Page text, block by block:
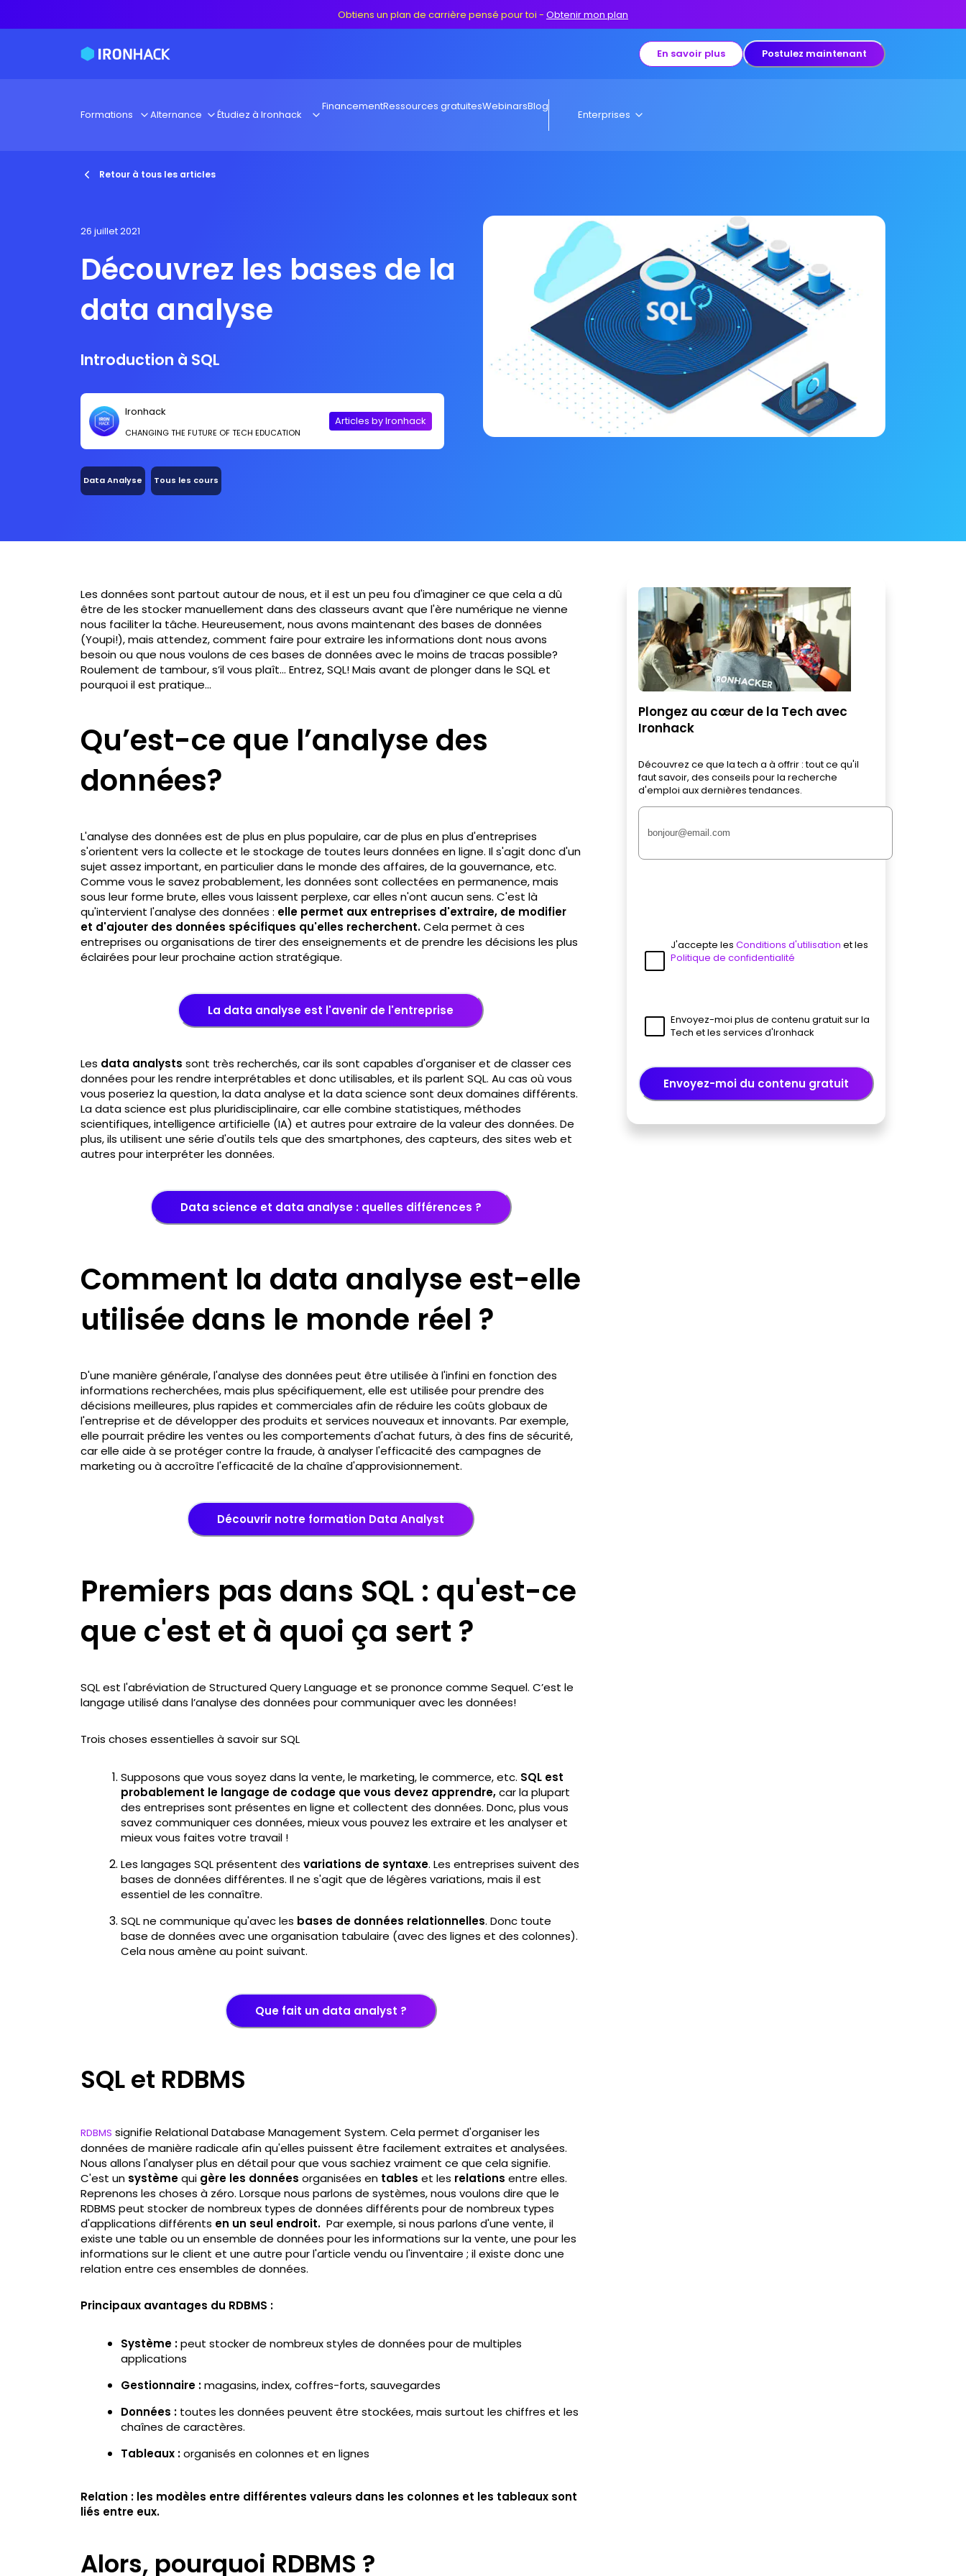
Obtiens un plan de carrière pensé pour toi - Obtenir mon plan
En savoir plus Postulez maintenant
Formations Alternance Étudiez à Ironhack
FinancementRessources gratuitesWebinarsBlog
Enterprises
Retour à tous les articles
26 juillet 2021
Découvrez les bases de la
data analyse
Introduction à SQL
Ironhack
CHANGING THE FUTURE OF TECH EDUCATION
Articles by Ironhack
Data Analyse Tous les cours
Les données sont partout autour de nous, et il est un peu fou d'imaginer ce que cela a dû
être de les stocker manuellement dans des classeurs avant que l'ère numérique ne vienne
nous faciliter la tâche. Heureusement, nous avons maintenant des bases de données
(Youpi!), mais attendez, comment faire pour extraire les informations dont nous avons
besoin ou que nous voulons de ces bases de données avec le moins de tracas possible?
Roulement de tambour, s’il vous plaît... Entrez, SQL! Mais avant de plonger dans le SQL et
pourquoi il est pratique...
Qu’est-ce que l’analyse des
données?
L'analyse des données est de plus en plus populaire, car de plus en plus d'entreprises
s'orientent vers la collecte et le stockage de toutes leurs données en ligne. Il s'agit donc d'un
sujet assez important, en particulier dans le monde des affaires, de la gouvernance, etc.
Comme vous le savez probablement, les données sont collectées en permanence, mais
sous leur forme brute, elles vous laissent perplexe, car elles n'ont aucun sens. C'est là
qu'intervient l'analyse des données : elle permet aux entreprises d'extraire, de modifier
et d'ajouter des données spécifiques qu'elles recherchent.Cela permet à ces
entreprises ou organisations de tirer des enseignements et de prendre les décisions les plus
éclairées pour leur prochaine action stratégique.
La data analyse est l'avenir de l'entreprise
Les data analysts sont très recherchés, car ils sont capables d'organiser et de classer ces
données pour les rendre interprétables et donc utilisables, et ils parlent SQL. Au cas où vous
vous poseriez la question, la data analyse et la data science sont deux domaines différents.
La data science est plus pluridisciplinaire, car elle combine statistiques, méthodes
scientifiques, intelligence artificielle (IA) et autres pour extraire de la valeur des données. De
plus, ils utilisent une série d'outils tels que des smartphones, des capteurs, des sites web et
autres pour interpréter les données.
Data science et data analyse : quelles différences ?
Comment la data analyse est-elle
utilisée dans le monde réel ?
D'une manière générale, l'analyse des données peut être utilisée à l'infini en fonction des
informations recherchées, mais plus spécifiquement, elle est utilisée pour prendre des
décisions meilleures, plus rapides et commerciales afin de réduire les coûts globaux de
l'entreprise et de développer des produits et services nouveaux et innovants. Par exemple,
elle pourrait prédire les ventes ou les comportements d'achat futurs, à des fins de sécurité,
car elle aide à se protéger contre la fraude, à analyser l'efficacité des campagnes de
marketing ou à accroître l'efficacité de la chaîne d'approvisionnement.
Découvrir notre formation Data Analyst
Premiers pas dans SQL : qu'est-ce
que c'est et à quoi ça sert ?
SQL est l'abréviation de Structured Query Language et se prononce comme Sequel. C’est le
langage utilisé dans l’analyse des données pour communiquer avec les données!
Trois choses essentielles à savoir sur SQL
Supposons que vous soyez dans la vente, le marketing, le commerce, etc. SQL est
probablement le langage de codage que vous devez apprendre,car la plupart
des entreprises sont présentes en ligne et collectent des données. Donc, plus vous
savez communiquer ces données, mieux vous pouvez les extraire et les analyser et
mieux vous faites votre travail !
Les langages SQL présentent des variations de syntaxe. Les entreprises suivent des
bases de données différentes. Il ne s'agit que de légères variations, mais il est
essentiel de les connaître.
SQL ne communique qu'avec les bases de données relationnelles. Donc toute
base de données avec une organisation tabulaire (avec des lignes et des colonnes).
Cela nous amène au point suivant.
Que fait un data analyst ?
SQL et RDBMS
RDBMS signifie Relational Database Management System. Cela permet d'organiser les
données de manière radicale afin qu'elles puissent être facilement extraites et analysées.
Nous allons l'analyser plus en détail pour que vous sachiez vraiment ce que cela signifie.
C'est un systèmequi gère les données organisées en tables et les relations entre elles.
Reprenons les choses à zéro. Lorsque nous parlons de systèmes, nous voulons dire que le
RDBMS peut stocker de nombreux types de données différents pour de nombreux types
d'applications différents en un seul endroit. Par exemple, si nous parlons d'une vente, il
existe une table ou un ensemble de données pour les informations sur la vente, une pour les
informations sur le client et une autre pour l'article vendu ou l'inventaire ; il existe donc une
relation entre ces ensembles de données.
Principaux avantages du RDBMS :
Système :peut stocker de nombreux styles de données pour de multiples
applications
Gestionnaire :magasins, index, coffres-forts, sauvegardes
Données : toutes les données peuvent être stockées, mais surtout les chiffres et les
chaînes de caractères.
Tableaux :organisés en colonnes et en lignes
Relation : les modèles entre différentes valeurs dans les colonnes et les tableaux sont
liés entre eux.
Alors, pourquoi RDBMS ?
Plongez au cœur de la Tech avec
Ironhack
Découvrez ce que la tech a à offrir : tout ce qu'il
faut savoir, des conseils pour la recherche
d'emploi aux dernières tendances.
J'accepte les Conditions d'utilisation et les
Politique de confidentialité
Envoyez-moi plus de contenu gratuit sur la
Tech et les services d'Ironhack
Envoyez-moi du contenu gratuit